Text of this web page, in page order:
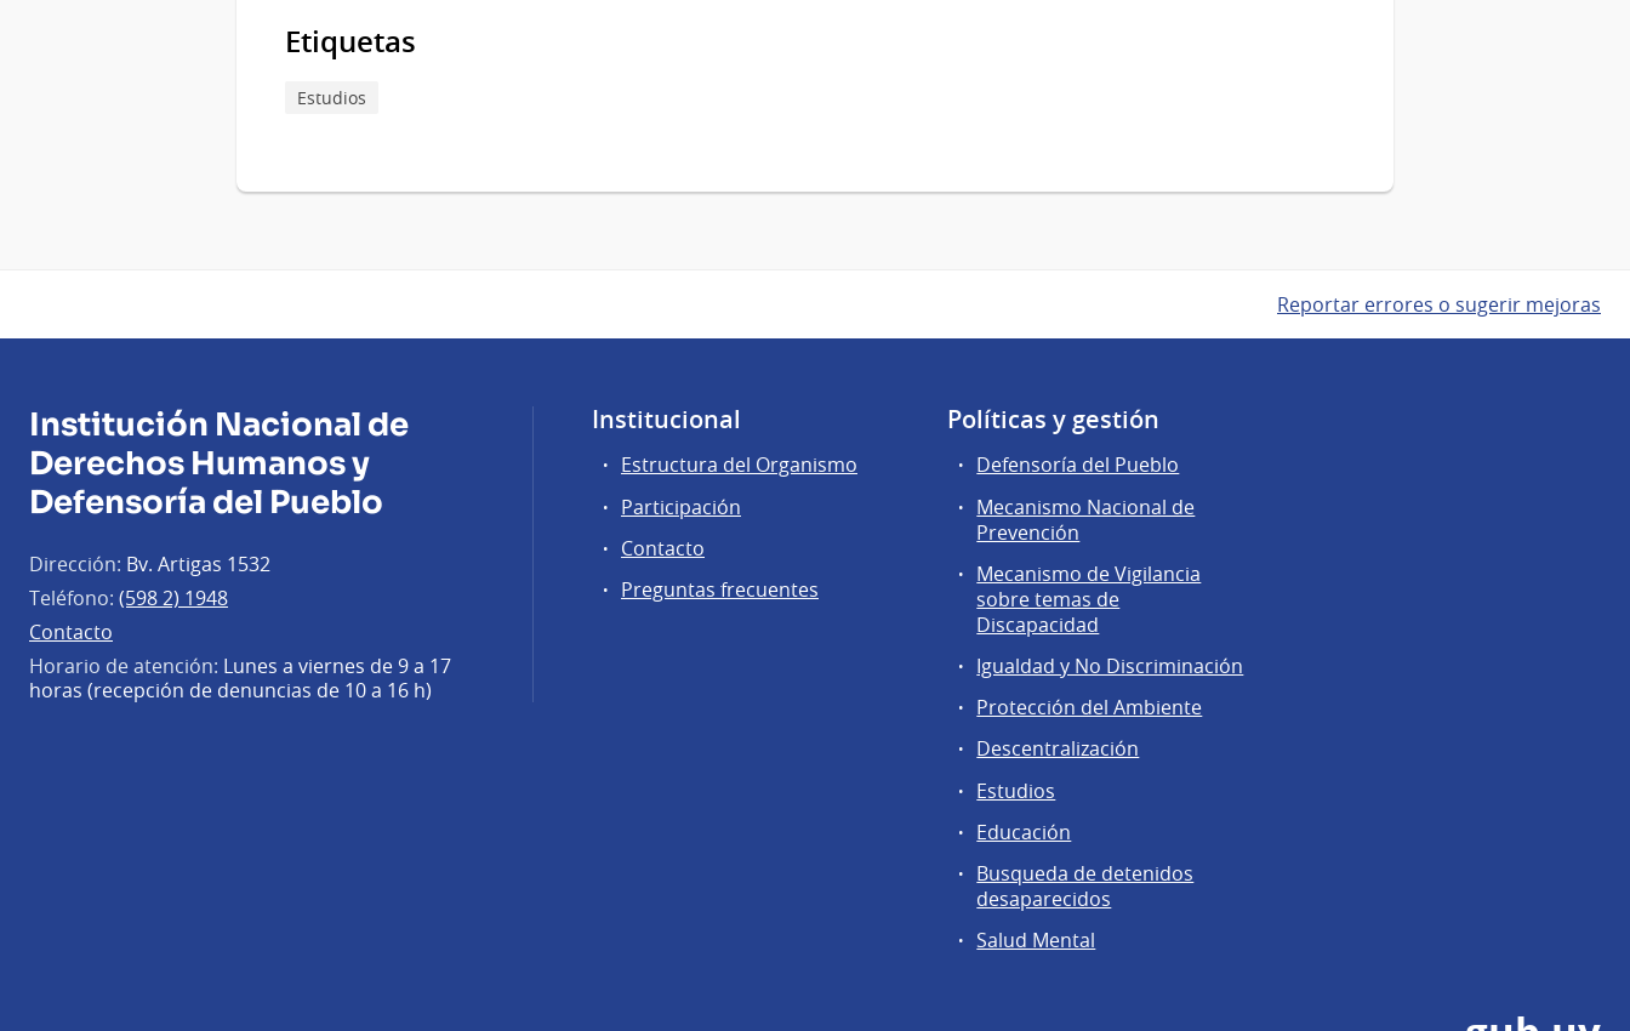
Etiquetas
Estudios
Reportar errores o sugerir mejoras
Institución Nacional de
Derechos Humanos y
Defensoría del Pueblo
Dirección: Bv. Artigas 1532
Teléfono: (598 2) 1948
Contacto
Horario de atención: Lunes a viernes de 9 a 17
horas (recepción de denuncias de 10 a 16 h)
Institucional
Estructura del Organismo
Participación
Contacto
Preguntas frecuentes
Políticas y gestión
Defensoría del Pueblo
Mecanismo Nacional de
Prevención
Mecanismo de Vigilancia
sobre temas de
Discapacidad
Igualdad y No Discriminación
Protección del Ambiente
Descentralización
Estudios
Educación
Busqueda de detenidos
desaparecidos
Salud Mental